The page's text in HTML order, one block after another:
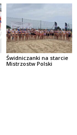
Świdniczanki na starcie
Mistrzostw Polski